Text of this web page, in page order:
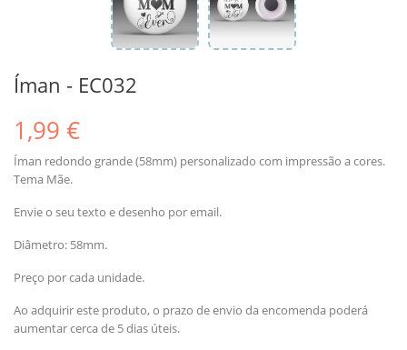
Íman - EC032
1,99 €
Íman redondo grande (58mm) personalizado com impressão a cores.
Tema Mãe.
Envie o seu texto e desenho por email.
Diâmetro: 58mm.
Preço por cada unidade.
Ao adquirir este produto, o prazo de envio da encomenda poderá
aumentar cerca de 5 dias úteis.